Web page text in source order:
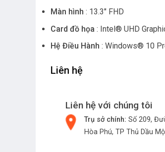
Màn hình : 13.3″ FHD
Card đồ họa : Intel® UHD
Hệ Điều Hành : Windows® 10
Liên hệ
Liên hệ với chúng tôi
Trụ sở chính: Số 209,
Hòa Phú, TP Thủ Dầu